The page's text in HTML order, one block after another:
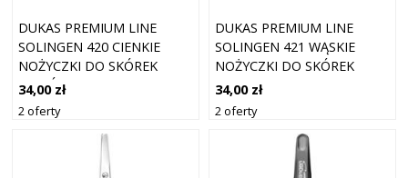
DUKAS PREMIUM LINE
SOLINGEN 420 CIENKIE
NOŻYCZKI DO SKÓREK
WOKÓŁ PAZNOKCI 9 CM
34,00 zł
2 oferty
DUKAS PREMIUM LINE
SOLINGEN 421 WĄSKIE
NOŻYCZKI DO SKÓREK
PAZNOKCI 9 CM
34,00 zł
2 oferty